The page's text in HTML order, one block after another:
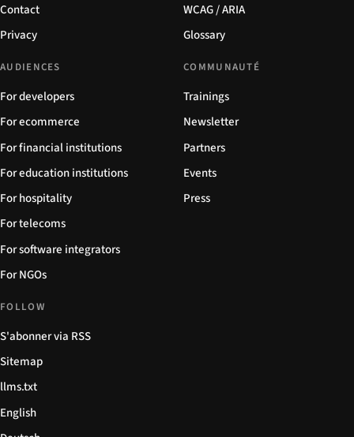
Contact
Privacy
WCAG / ARIA
Glossary
AUDIENCES
For developers
For ecommerce
For financial institutions
For education institutions
For hospitality
For telecoms
For software integrators
For NGOs
COMMUNAUTÉ
Trainings
Newsletter
Partners
Events
Press
FOLLOW
S'abonner via RSS
Sitemap
llms.txt
English